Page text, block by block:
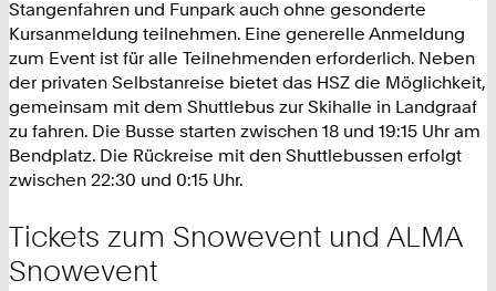
Stangenfahren und Funpark auch ohne gesonderte
Kursanmeldung teilnehmen. Eine generelle Anmeldung
zum Event ist für alle Teilnehmenden erforderlich. Neben
der privaten Selbstanreise bietet das HSZ die Möglichkeit,
gemeinsam mit dem Shuttlebus zur Skihalle in Landgraaf
zu fahren. Die Busse starten zwischen 18 und 19:15 Uhr am
Bendplatz. Die Rückreise mit den Shuttlebussen erfolgt
zwischen 22:30 und 0:15 Uhr.
Tickets zum Snowevent und ALMA
Snowevent